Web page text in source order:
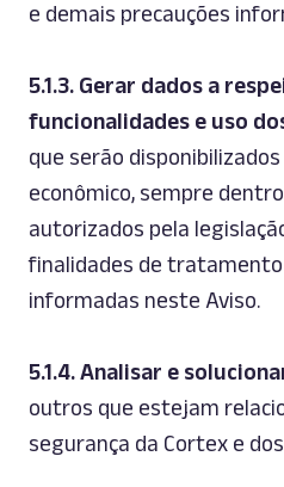
e demais precauções
5.1.3. Gerar dados a
funcionalidades e uso
que serão
econômico, sempre
autorizados pela
finalidades de tratamento
informadas neste Aviso.
5.1.4.Analisar e
outros que estejam
segurança da Cortex e